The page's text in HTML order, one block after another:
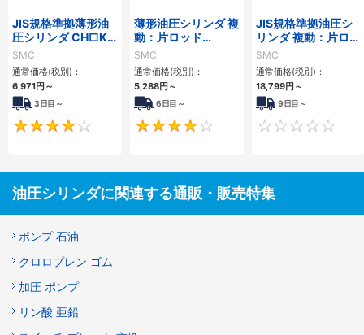
JIS規格準拠薄形油
圧シリンダ CH□KD
シリーズ
SMC
通常価格(税別)：
6,971円 ～
3日目～
4
薄形油圧シリンダ 複
動：片ロッド
CH□QBシリーズ
SMC
通常価格(税別)：
5,288円 ～
6日目～
4
JIS規格準拠油圧シ
リンダ 複動：片ロッ
ド CH2E・CH2F・
CH2G・CH2Hシリ
ーズ
SMC
通常価格(税別)：
18,799円 ～
9日目～
油圧シリンダに関連する通販・販売特集
ポンプ 石油
クロロプレン ゴム
加圧 ポンプ
リン酸 亜鉛